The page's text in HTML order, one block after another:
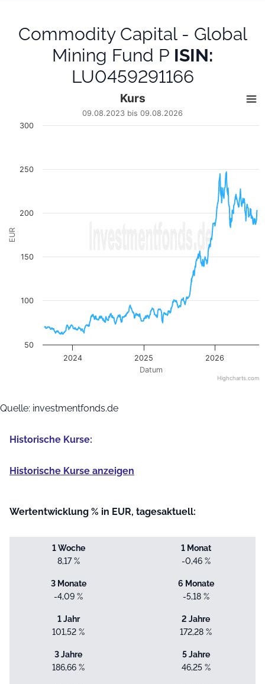
Commodity Capital - Global
Mining Fund P ISIN:
LU0459291166
Line chart with 723 data points.
09.08.2023 bis 09.08.2026
Datum
EUR
Kurs
09.08.2023 bis 09.08.2026
2024 2025 2026
50
100
150
200
250
300
Highcharts.com
Quelle: investmentfonds.de
Historische Kurse:
Historische Kurse anzeigen
Wertentwicklung % in EUR, tagesaktuell:
1 Woche
8,17 %
1 Monat
-0,46 %
3 Monate
-4,09 %
6 Monate
-5,18 %
1 Jahr
101,52 %
2 Jahre
172,28 %
3 Jahre
186,66 %
5 Jahre
46,25 %